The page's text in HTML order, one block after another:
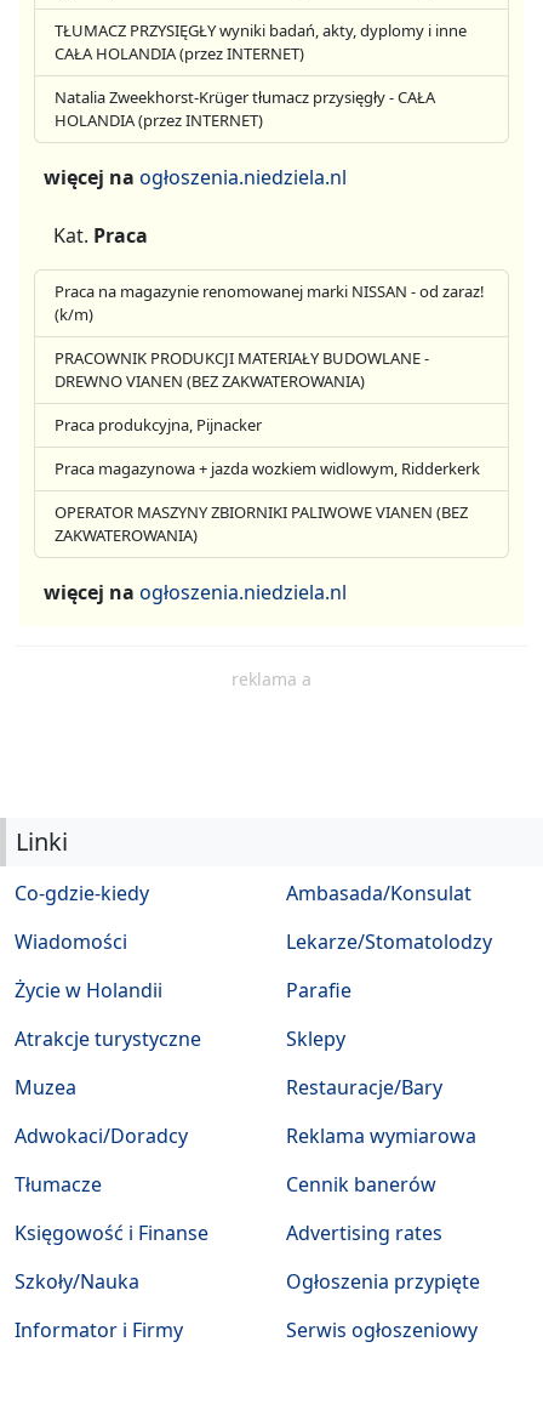
TŁUMACZ PRZYSIĘGŁY wyniki badań, akty, dyplomy i inne
CAŁA HOLANDIA (przez INTERNET)
Natalia Zweekhorst-Krüger tłumacz przysięgły - CAŁA
HOLANDIA (przez INTERNET)
więcej na ogłoszenia.niedziela.nl
Kat. Praca
Praca na magazynie renomowanej marki NISSAN - od zaraz!
(k/m)
PRACOWNIK PRODUKCJI MATERIAŁY BUDOWLANE -
DREWNO VIANEN (BEZ ZAKWATEROWANIA)
Praca produkcyjna, Pijnacker
Praca magazynowa + jazda wozkiem widlowym, Ridderkerk
OPERATOR MASZYNY ZBIORNIKI PALIWOWE VIANEN (BEZ
ZAKWATEROWANIA)
więcej na ogłoszenia.niedziela.nl
reklama a
Linki
Co-gdzie-kiedy
Wiadomości
Życie w Holandii
Atrakcje turystyczne
Muzea
Ambasada/Konsulat
Lekarze/Stomatolodzy
Parafie
Sklepy
Restauracje/Bary
Adwokaci/Doradcy
Tłumacze
Księgowość i Finanse
Szkoły/Nauka
Informator i Firmy
Reklama wymiarowa
Cennik banerów
Advertising rates
Ogłoszenia przypięte
Serwis ogłoszeniowy